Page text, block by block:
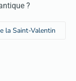
?
la Saint-Valentin